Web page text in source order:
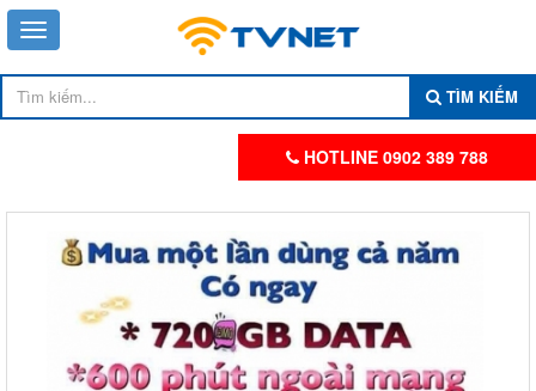
TÌM KIẾM
HOTLINE 0902 389 788